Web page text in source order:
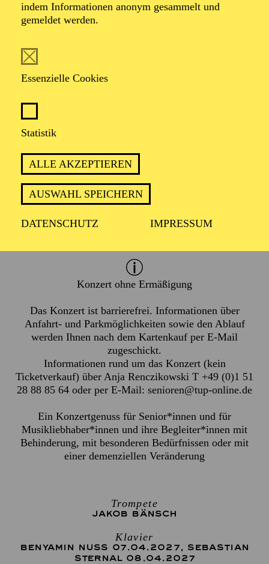
indem Informationen anonym gesammelt und
gemeldet werden.
Essenzielle Cookies
Statistik
ALLE AKZEPTIEREN
AUSWAHL SPEICHERN
DATENSCHUTZ IMPRESSUM
Veranstalter: Eine Kooperation der Philharmonie Essen
mit dem Regionalbüro Alter, Pflege und Demenz
TERMIN
Mittwoch 7. April 2027
Donnerstag 8. April 2027
Konzert ohne Ermäßigung
Das Konzert ist barrierefrei. Informationen über
Anfahrt- und Parkmöglichkeiten sowie den Ablauf
werden Ihnen nach dem Kartenkauf per E-Mail
zugeschickt.
Informationen rund um das Konzert (kein
Ticketverkauf) über Anja Renczikowski T +49 (0)1 51
28 88 85 64 oder per E-Mail: senioren@tup-online.de
Ein Konzertgenuss für Senior*innen und für
Musikliebhaber*innen und ihre Begleiter*innen mit
Behinderung, mit besonderen Bedürfnissen oder mit
einer demenziellen Veränderung
Trompete
JAKOB BÄNSCH
Klavier
BENYAMIN NUSS 07.04.2027, SEBASTIAN
STERNAL 08.04.2027